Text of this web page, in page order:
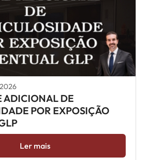
ADICIONAL DE
POR EXPOSIÇÃO
Ler mais